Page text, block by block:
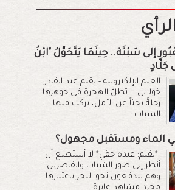
إلى سَبْتَة.. حِينَمَا يَتَحَوَّلُ "ابْنُ
جَلَّادٍ
العلم الإلكترونية - بقلم عبد القادر
خولاني تظلّ الهجرة في جوهرها
رحلةً بحثاً عن الأمل، يركب فيها
الشباب
الماء ومستقبل مجهول؟
*بقلم: عبده حقي* لا أستطيع أن
أنظر إلى صور الشباب والقاصرين
وهم يندفعون نحو البحر باعتبارها
مجرد مشاهد عابرة